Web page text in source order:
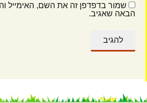
שמור בדפדפן זה את השם, האימייל
הבאה שאגיב.